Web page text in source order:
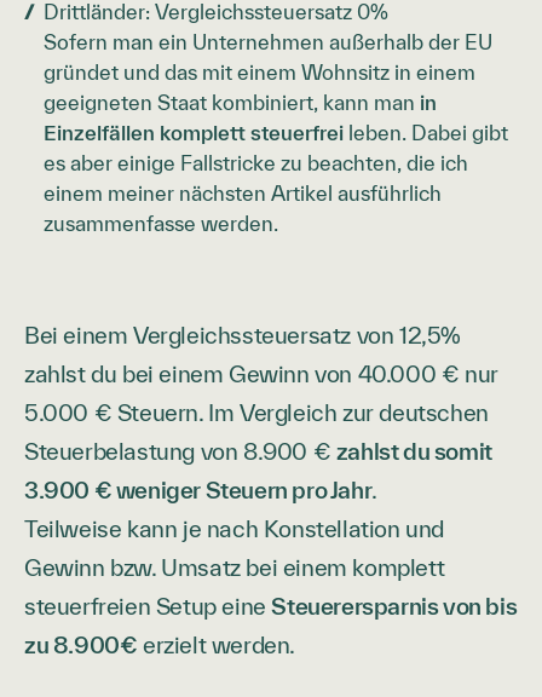
Drittländer: Vergleichssteuersatz 0%
Sofern man ein Unternehmen außerhalb der EU
gründet und das mit einem Wohnsitz in einem
geeigneten Staat kombiniert, kann man in
Einzelfällen komplett steuerfrei leben. Dabei gibt
es aber einige Fallstricke zu beachten, die ich
einem meiner nächsten Artikel ausführlich
zusammenfasse werden.
Bei einem Vergleichssteuersatz von 12,5%
zahlst du bei einem Gewinn von 40.000 € nur
5.000 € Steuern. Im Vergleich zur deutschen
Steuerbelastung von 8.900 € zahlst du somit
3.900 € weniger Steuern pro Jahr.
Teilweise kann je nach Konstellation und
Gewinn bzw. Umsatz bei einem komplett
steuerfreien Setup eineSteuerersparnis von bis
zu 8.900€ erzielt werden.